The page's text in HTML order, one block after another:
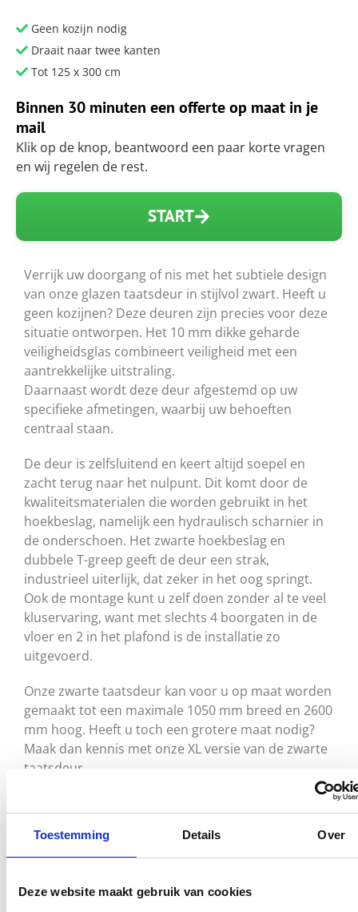
Toestemming Details Over
Deze website maakt gebruik van cookies
Geen kozijn nodig
Draait naar twee kanten
Tot 125 x 300 cm
Binnen 30 minuten een offerte op maat in je
mail
Klik op de knop, beantwoord een paar korte vragen
en wij regelen de rest.
START
Verrijk uw doorgang of nis met het subtiele design
van onze glazen taatsdeur in stijlvol zwart. Heeft u
geen kozijnen? Deze deuren zijn precies voor deze
situatie ontworpen. Het 10 mm dikke geharde
veiligheidsglas combineert veiligheid met een
aantrekkelijke uitstraling.
Daarnaast wordt deze deur afgestemd op uw
specifieke afmetingen, waarbij uw behoeften
centraal staan.
De deur is zelfsluitend en keert altijd soepel en
zacht terug naar het nulpunt. Dit komt door de
kwaliteitsmaterialen die worden gebruikt in het
hoekbeslag, namelijk een hydraulisch scharnier in
de onderschoen. Het zwarte hoekbeslag en
dubbele T-greep geeft de deur een strak,
industrieel uiterlijk, dat zeker in het oog springt.
Ook de montage kunt u zelf doen zonder al te veel
kluservaring, want met slechts 4 boorgaten in de
vloer en 2 in het plafond is de installatie zo
uitgevoerd.
Onze zwarte taatsdeur kan voor u op maat worden
gemaakt tot een maximale 1050 mm breed en 2600
mm hoog. Heeft u toch een grotere maat nodig?
Maak dan kennis met onze XL versie van de zwarte
taatsdeur.
Maak het uzelf gemakkelijk en kies voor onze meet-
vrijblijvende offerte aan voor de glazen Taatsdeur